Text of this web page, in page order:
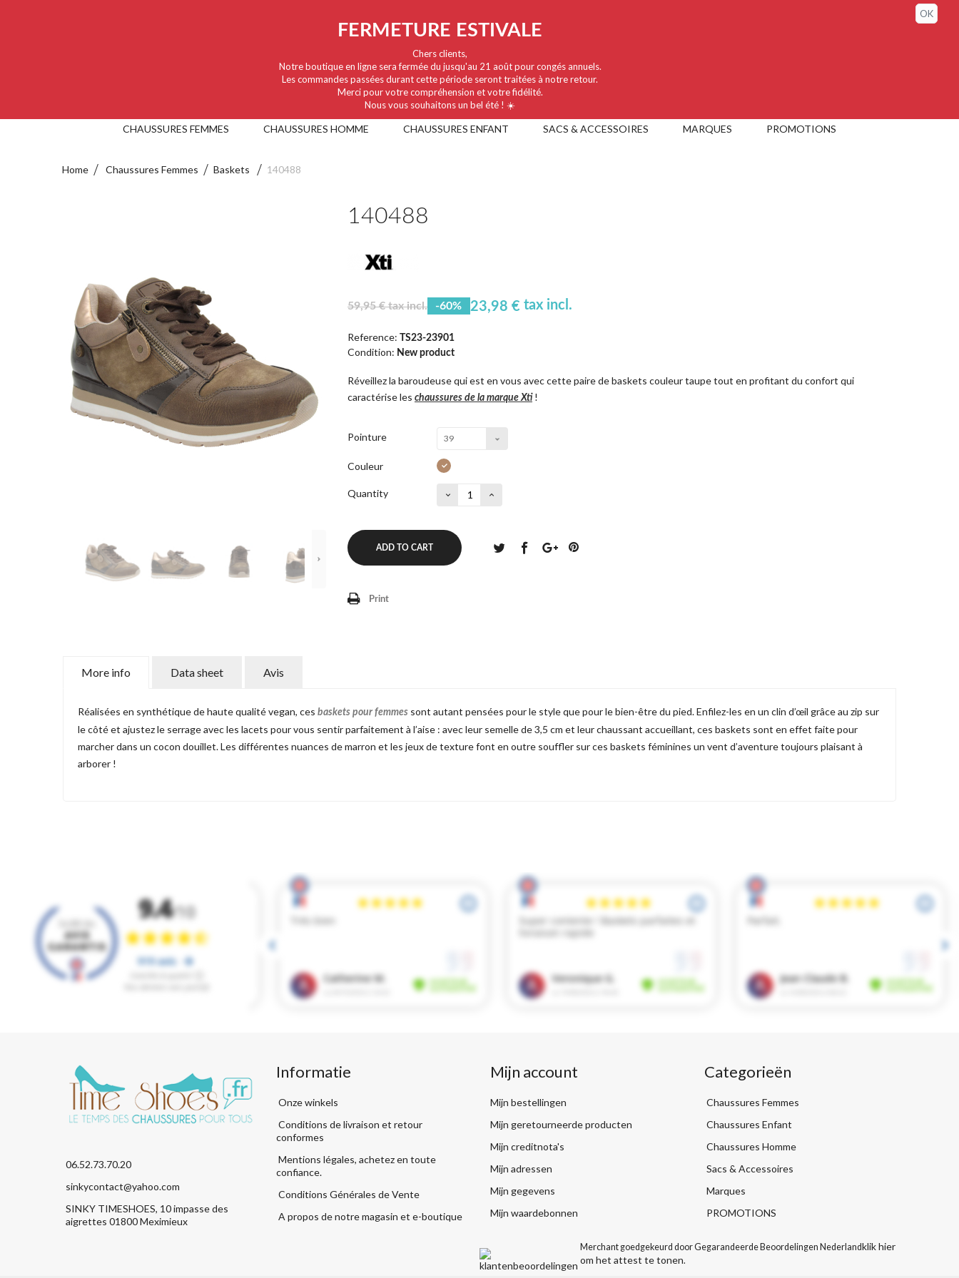
CHAUSSURES FEMMES CHAUSSURES HOMME CHAUSSURES ENFANT SACS & ACCESSOIRES MARQUES PROMOTIONS
FERMETURE ESTIVALE
Chers clients,
Notre boutique en ligne sera fermée du jusqu'au 21 août pour congés annuels.
Les commandes passées durant cette période seront traitées à notre retour.
Merci pour votre compréhension et votre fidélité.
Nous vous souhaitons un bel été ! ☀️
OK
Home Chaussures Femmes Baskets 140488
140488
59,95 € tax incl. -60% 23,98 € tax incl.
Reference: TS23-23901
Condition: New product
Réveillez la baroudeuse qui est en vous avec cette paire de baskets couleur taupe tout en profitant du confort qui
caractérise les chaussures de la marque Xti!
Pointure 39
Couleur
Quantity
ADD TO CART
Print
More info Data sheet Avis
Réalisées en synthétique de haute qualité vegan, ces baskets pour femmes sont autant pensées pour le style que pour le bien-être du pied. Enfilez-les en un clin d’œil grâce au zip sur
le côté et ajustez le serrage avec les lacets pour vous sentir parfaitement à l’aise : avec leur semelle de 3,5 cm et leur chaussant accueillant, ces baskets sont en effet faite pour
marcher dans un cocon douillet. Les différentes nuances de marron et les jeux de texture font en outre souffler sur ces baskets féminines un vent d’aventure toujours plaisant à
arborer !
06.52.73.70.20
sinkycontact@yahoo.com
SINKY TIMESHOES, 10 impasse des
aigrettes 01800 Meximieux
Informatie
Onze winkels
Conditions de livraison et retour
conformes
Mentions légales, achetez en toute
confiance.
Conditions Générales de Vente
A propos de notre magasin et e-boutique
Mijn account
Mijn bestellingen
Mijn geretourneerde producten
Mijn creditnota's
Mijn adressen
Mijn gegevens
Mijn waardebonnen
Categorieën
Chaussures Femmes
Chaussures Enfant
Chaussures Homme
Sacs & Accessoires
Marques
PROMOTIONS
Merchant goedgekeurd door Gegarandeerde Beoordelingen Nederlandklik hier
om het attest te tonen.